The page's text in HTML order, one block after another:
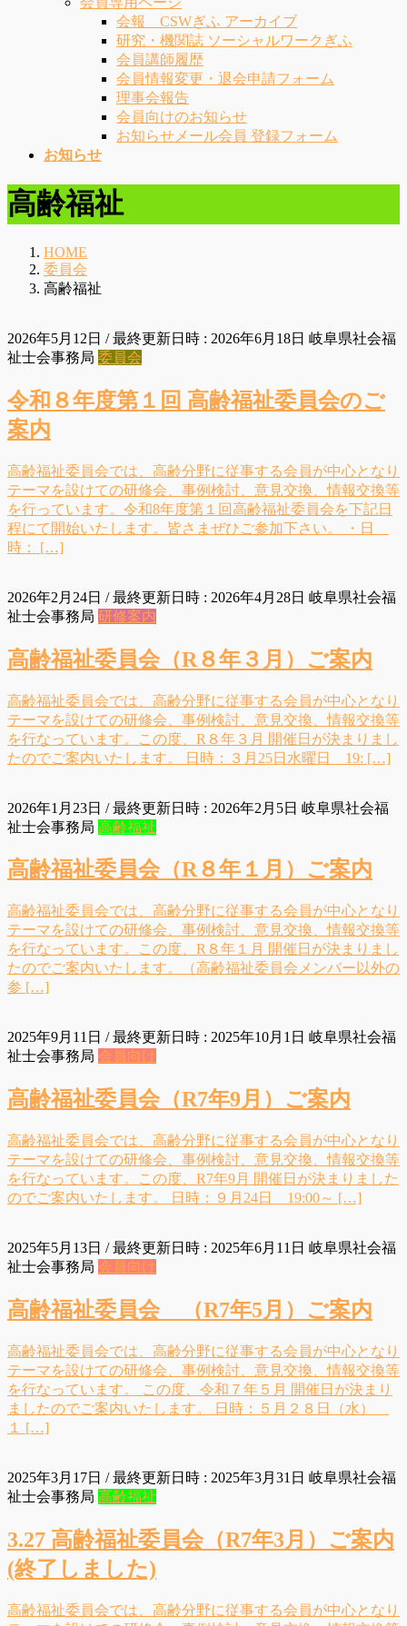
会報 CSWぎふ アーカイブ
研究・機関誌 ソーシャルワークぎふ
会員講師履歴
会員情報変更・退会申請フォーム
理事会報告
会員向けのお知らせ
お知らせメール会員 登録フォーム
お知らせ
高齢福祉
HOME
委員会
高齢福祉
2026年5月12日 / 最終更新日時 : 2026年6月18日 岐阜県社会福
祉士会事務局 委員会
令和８年度第１回 高齢福祉委員会のご
案内
高齢福祉委員会では、高齢分野に従事する会員が中心となり
テーマを設けての研修会、事例検討、意見交換、情報交換等
を行っています。令和8年度第１回高齢福祉委員会を下記日
程にて開始いたします。皆さまぜひご参加下さい。 ・日
時： […]
2026年2月24日 / 最終更新日時 : 2026年4月28日 岐阜県社会福
祉士会事務局 研修案内
高齢福祉委員会（R８年３月）ご案内
高齢福祉委員会では、高齢分野に従事する会員が中心となり
テーマを設けての研修会、事例検討、意見交換、情報交換等
を行なっています。この度、R８年３月 開催日が決まりまし
たのでご案内いたします。 日時：３月25日水曜日 19: […]
2026年1月23日 / 最終更新日時 : 2026年2月5日 岐阜県社会福
祉士会事務局 高齢福祉
高齢福祉委員会（R８年１月）ご案内
高齢福祉委員会では、高齢分野に従事する会員が中心となり
テーマを設けての研修会、事例検討、意見交換、情報交換等
を行なっています。この度、R８年１月 開催日が決まりまし
たのでご案内いたします。（高齢福祉委員会メンバー以外の
参 […]
2025年9月11日 / 最終更新日時 : 2025年10月1日 岐阜県社会福
祉士会事務局 会員向け
高齢福祉委員会（R7年9月）ご案内
高齢福祉委員会では、高齢分野に従事する会員が中心となり
テーマを設けての研修会、事例検討、意見交換、情報交換等
を行なっています。この度、R7年9月 開催日が決まりました
のでご案内いたします。 日時：９月24日 19:00～ […]
2025年5月13日 / 最終更新日時 : 2025年6月11日 岐阜県社会福
祉士会事務局 会員向け
高齢福祉委員会 （R7年5月）ご案内
高齢福祉委員会では、高齢分野に従事する会員が中心となり
テーマを設けての研修会、事例検討、意見交換、情報交換等
を行なっています。 この度、令和７年５月 開催日が決まり
ましたのでご案内いたします。 日時：５月２８日（水）
１ […]
2025年3月17日 / 最終更新日時 : 2025年3月31日 岐阜県社会福
祉士会事務局 高齢福祉
3.27 高齢福祉委員会（R7年3月）ご案内
(終了しました)
高齢福祉委員会では、高齢分野に従事する会員が中心となり